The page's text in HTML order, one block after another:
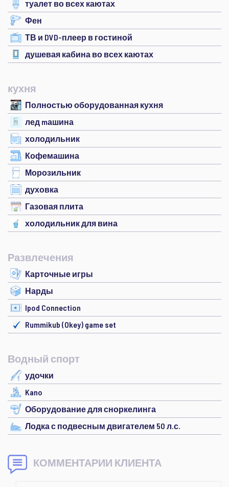
туалет во всех каютах
Фен
ТВ и DVD-плеер в гостиной
душевая кабина во всех каютах
кухня
Полностью оборудованная кухня
лед mашина
холодильник
Кофемашина
Морозильник
духовка
Газовая плита
холодильник для вина
Развлечения
Карточные игры
Нарды
Ipod Connection
Rummikub (Okey) game set
Водный спорт
удочки
Kano
Оборудование для сноркелинга
Лодка с подвесным двигателем 50 л.с.
КОММЕНТАРИИ КЛИЕНТА